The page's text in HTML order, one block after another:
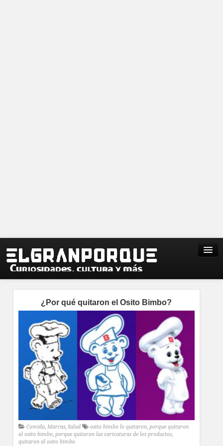
¿Por qué quitaron el Osito Bimbo?
Comida, Marcas, Salud osito bimbo lo quitaron, porque quitaron
al osito bimbo, porque quitaron las caricaturas de los productos,
quitaron al osito bimbo